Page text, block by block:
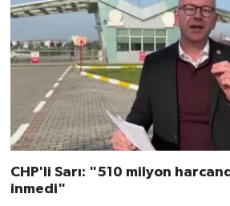
CHP'li Sarı: "510 milyon
inmedi"